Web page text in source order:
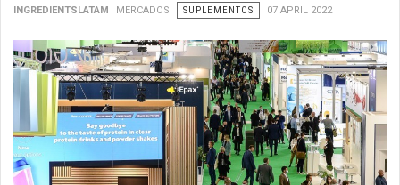
INGREDIENTSLATAM MERCADOS SUPLEMENTOS 07 APRIL 2022